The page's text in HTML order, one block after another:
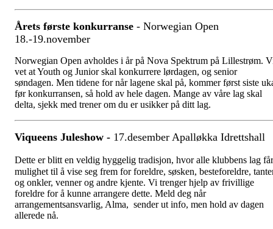
Årets første konkurranse - Norwegian Open
18.-19.november
Norwegian Open avholdes i år på Nova Spektrum på Lillestrøm.
vet at Youth og Junior skal konkurrere lørdagen, og senior
søndagen. Men tidene for når lagene skal på, kommer først siste
før konkurransen, så hold av hele dagen. Mange av våre lag skal
delta, sjekk med trener om du er usikker på ditt lag.
Viqueens Juleshow - 17.desember Apalløkka Idrettshall
Dette er blitt en veldig hyggelig tradisjon, hvor alle klubbens lag får
mulighet til å vise seg frem for foreldre, søsken, besteforeldre,
og onkler, venner og andre kjente. Vi trenger hjelp av frivillige
foreldre for å kunne arrangere dette. Meld deg når
arrangementsansvarlig, Alma, sender ut info, men hold av dagen
allerede nå.